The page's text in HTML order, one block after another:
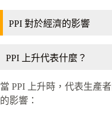
PPI 對於經濟的影響
PPI 上升代表什麼？
當 PPI 上升時，代表生產
的影響：